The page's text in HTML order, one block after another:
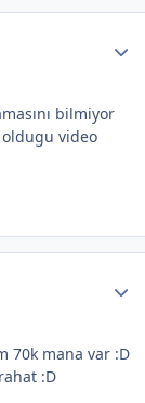
bilmiyor
oldugu video
70k mana var :D
:D